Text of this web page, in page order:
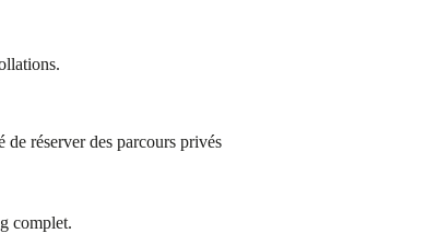
de réserver des parcours privés
complet.